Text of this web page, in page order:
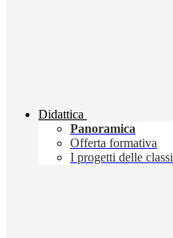
Didattica
Panoramica
Offerta formativa
I progetti delle classi